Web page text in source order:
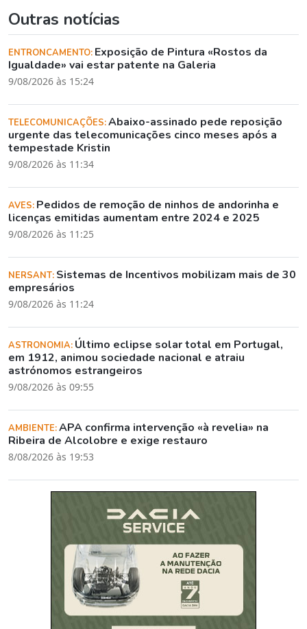
Outras notícias
ENTRONCAMENTO: Exposição de Pintura «Rostos da
Igualdade» vai estar patente na Galeria
9/08/2026 às 15:24
TELECOMUNICAÇÕES:Abaixo-assinado pede reposição
urgente das telecomunicações cinco meses após a
tempestade Kristin
9/08/2026 às 11:34
AVES: Pedidos de remoção de ninhos de andorinha e
licenças emitidas aumentam entre 2024 e 2025
9/08/2026 às 11:25
NERSANT: Sistemas de Incentivos mobilizam mais de 30
empresários
9/08/2026 às 11:24
ASTRONOMIA: Último eclipse solar total em Portugal,
em 1912, animou sociedade nacional e atraiu
astrónomos estrangeiros
9/08/2026 às 09:55
AMBIENTE:APA confirma intervenção «à revelia» na
Ribeira de Alcolobre e exige restauro
8/08/2026 às 19:53